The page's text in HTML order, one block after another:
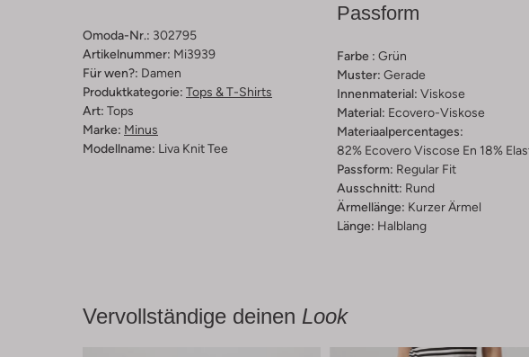
Omoda-Nr.: 302795
Artikelnummer: Mi3939
Für wen?: Damen
Produktkategorie: Tops & T-Shirts
Art: Tops
Marke: Minus
Modellname: Liva Knit Tee
Passform
Farbe : Grün
Muster: Gerade
Innenmaterial: Viskose
Material: Ecovero-Viskose
Materiaalpercentages:
82% Ecovero Viscose En 18%
Passform: Regular Fit
Ausschnitt: Rund
Ärmellänge: Kurzer Ärmel
Länge: Halblang
Vervollständige deinen Look